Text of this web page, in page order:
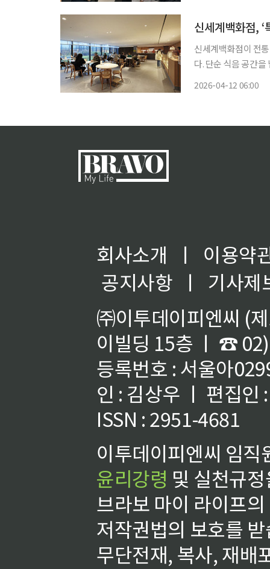
신세계백화점,
신세계백화점이 전
다. 단순 식음 공간을
2026-04-12 06:00
회사소개 ㅣ
이용약
공지사항
ㅣ
기사제
㈜이투데이피엔씨 (
이빌딩 15층 ㅣ ☎
등록번호 : 서울아
인 : 김상우 ㅣ 편집인
ISSN : 2951-4681
이투데이피엔씨 임
윤리강령 및 실천규
브라보 마이 라이프
저작권법의 보호를
무단전재, 복사, 재배